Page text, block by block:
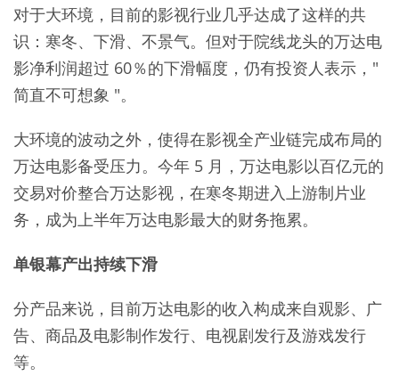
对于大环境，目前的影视行业几乎达成了这样的共
识：寒冬、下滑、不景气。但对于院线龙头的万达电
影净利润超过 60％的下滑幅度，仍有投资人表示，"
简直不可想象 "。
大环境的波动之外，使得在影视全产业链完成布局的
万达电影备受压力。今年 5 月，万达电影以百亿元的
交易对价整合万达影视，在寒冬期进入上游制片业
务，成为上半年万达电影最大的财务拖累。
单银幕产出持续下滑
分产品来说，目前万达电影的收入构成来自观影、广
告、商品及电影制作发行、电视剧发行及游戏发行
等。